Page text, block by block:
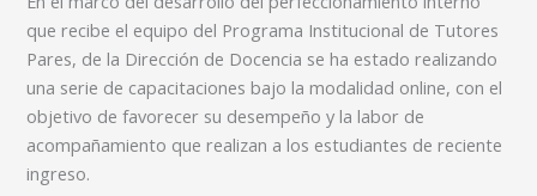
que recibe el equipo del Programa Institucional de Tutores
Pares, de la Dirección de Docencia se ha estado realizando
una serie de capacitaciones bajo la modalidad online, con el
objetivo de favorecer su desempeño y la labor de
acompañamiento que realizan a los estudiantes de reciente
ingreso.